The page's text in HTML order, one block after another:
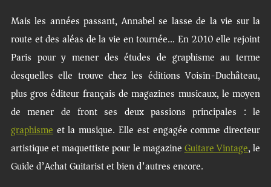
Mais les années passant, Annabel se lasse de la vie sur la
route et des aléas de la vie en tournée… En 2010 elle rejoint
Paris pour y mener des études de graphisme au terme
desquelles elle trouve chez les éditions Voisin-Duchâteau,
plus gros éditeur français de magazines musicaux, le moyen
de mener de front ses deux passions principales : le
graphismeet la musique. Elle est engagée comme directeur
artistique et maquettiste pour le magazineGuitare Vintage, le
Guide d’Achat Guitarist et bien d’autres encore.